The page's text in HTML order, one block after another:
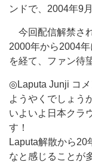
ンドで、2004年9
今回配信解禁さ
2000年から2004
を経て、ファン待
◎Laputa Junji コメ
ようやくでしょう
いよいよ日本クラ
す！
Laputa解散から20
なと感じることが